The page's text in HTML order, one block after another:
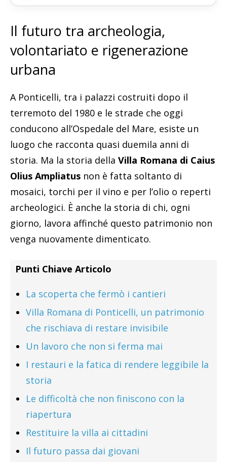
Il futuro tra archeologia,
volontariato e rigenerazione
urbana
A Ponticelli, tra i palazzi costruiti dopo il
terremoto del 1980 e le strade che oggi
conducono all’Ospedale del Mare, esiste un
luogo che racconta quasi duemila anni di
storia. Ma la storia della Villa Romana di Caius
Olius Ampliatus non è fatta soltanto di
mosaici, torchi per il vino e per l’olio o reperti
archeologici. È anche la storia di chi, ogni
giorno, lavora affinché questo patrimonio non
venga nuovamente dimenticato.
Punti Chiave Articolo
La scoperta che fermò i cantieri
Villa Romana di Ponticelli, un patrimonio
che rischiava di restare invisibile
Un lavoro che non si ferma mai
I restauri e la fatica di rendere leggibile la
storia
Le difficoltà che non finiscono con la
riapertura
Restituire la villa ai cittadini
Il futuro passa dai giovani